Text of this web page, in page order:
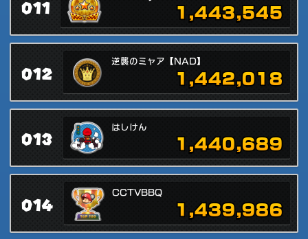
011 1,443,545
012
逆襲のミャア【NAD】
1,442,018
013
はしけん
1,440,689
014
CCTVBBQ
1,439,986